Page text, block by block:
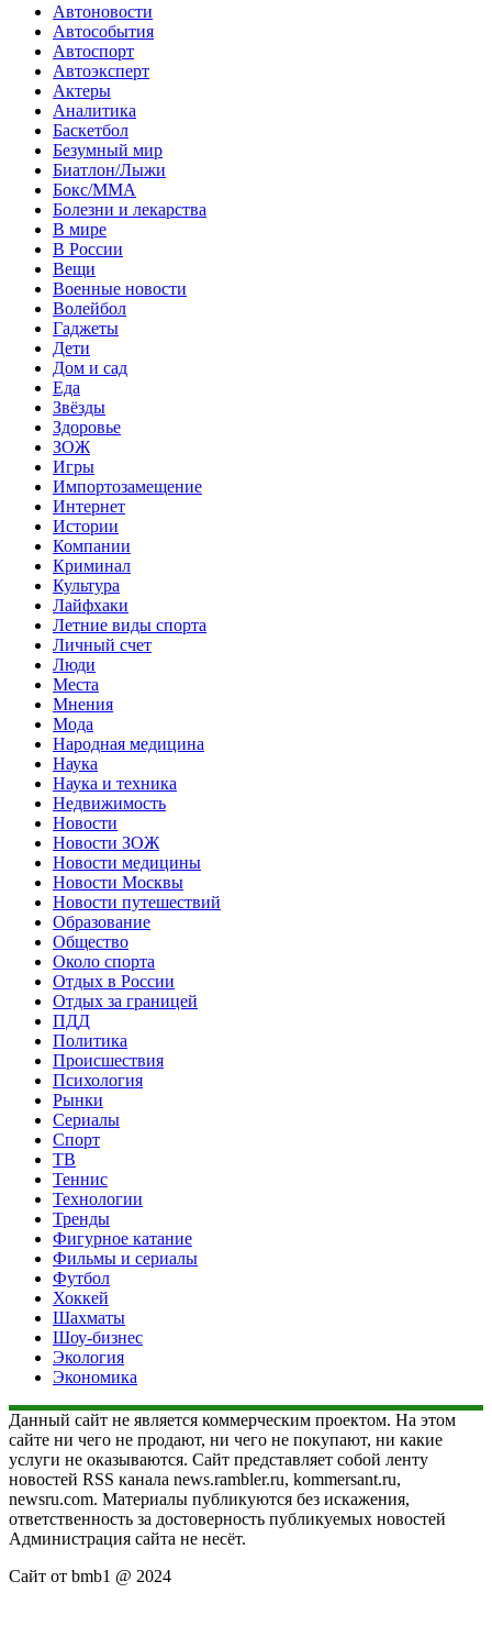
Автоновости
Автособытия
Автоспорт
Автоэксперт
Актеры
Аналитика
Баскетбол
Безумный мир
Биатлон/Лыжи
Бокс/MMA
Болезни и лекарства
В мире
В России
Вещи
Военные новости
Волейбол
Гаджеты
Дети
Дом и сад
Еда
Звёзды
Здоровье
ЗОЖ
Игры
Импортозамещение
Интернет
Истории
Компании
Криминал
Культура
Лайфхаки
Летние виды спорта
Личный счет
Люди
Места
Мнения
Мода
Народная медицина
Наука
Наука и техника
Недвижимость
Новости
Новости ЗОЖ
Новости медицины
Новости Москвы
Новости путешествий
Образование
Общество
Около спорта
Отдых в России
Отдых за границей
ПДД
Политика
Происшествия
Психология
Рынки
Сериалы
Спорт
ТВ
Теннис
Технологии
Тренды
Фигурное катание
Фильмы и сериалы
Футбол
Хоккей
Шахматы
Шоу-бизнес
Экология
Экономика
Данный сайт не является коммерческим проектом. На этом
сайте ни чего не продают, ни чего не покупают, ни какие
услуги не оказываются. Сайт представляет собой ленту
новостей RSS канала news.rambler.ru, kommersant.ru,
newsru.com. Материалы публикуются без искажения,
ответственность за достоверность публикуемых новостей
Администрация сайта не несёт.
Сайт от bmb1 @ 2024